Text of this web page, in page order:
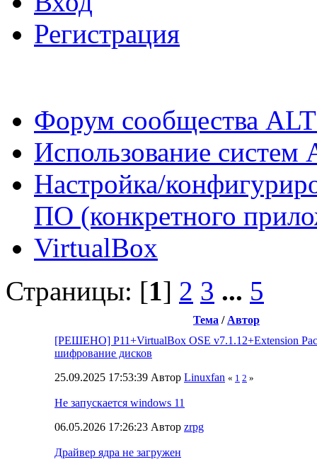
Регистрация
Форум сообщества
Использование систем
Настройка/
ПО (конкретного
VirtualBox
Страницы: [1] 2 3 ... 5
Тема / Автор
[РЕШЕНО] P11+VirtualBox OSE v7.1.12+Extension
шифрование дисков
25.09.2025 17:53:39 Автор Linuxfan « 1 2 »
Не запускается windows 11
06.05.2026 17:26:23 Автор zrpg
Драйвер ядра не загружен